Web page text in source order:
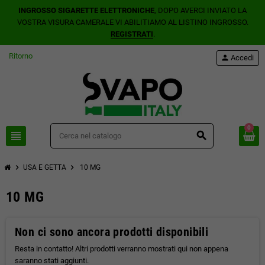
INGROSSO SIGARETTE ELETTRONICHE, DOPO AVERCI INVIATO LA
VOSTRA VISURA CAMERALE VI ABILITIAMO AL LISTINO INGROSSO.
REGISTRATI.
Ritorno
view_headline search
person Accedi
0
chevron_right USA E GETTA chevron_right 10 MG
10 MG
Non ci sono ancora prodotti disponibili
Resta in contatto! Altri prodotti verranno mostrati qui non appena
saranno stati aggiunti.